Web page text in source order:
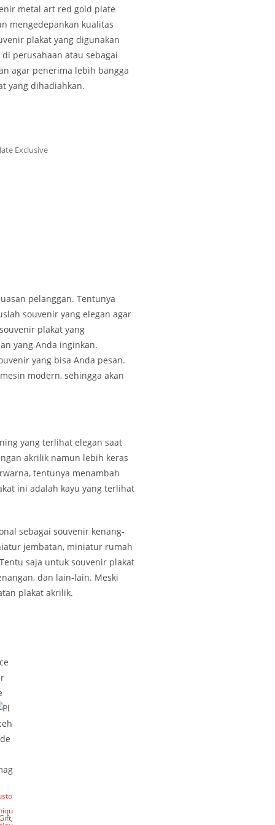
metal art red gold plate
mengedepankan kualitas
plakat yang digunakan
perusahaan atau sebagai
agar penerima lebih bangga
yang dihadiahkan.
Exclusive
pelanggan. Tentunya
souvenir yang elegan agar
plakat yang
yang Anda inginkan.
yang bisa Anda pesan.
modern, sehingga akan
yang terlihat elegan saat
akrilik namun lebih keras
tentunya menambah
ini adalah kayu yang terlihat
sebagai souvenir kenang-
jembatan, miniatur rumah
saja untuk souvenir plakat
dan lain-lain. Meski
plakat akrilik.
,